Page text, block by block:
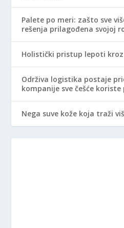
Palete po meri: zašto sve
rešenja prilagođena svojoj
Holistički pristup lepoti
Održiva logistika postaje
kompanije sve češće
Nega suve kože koja traži